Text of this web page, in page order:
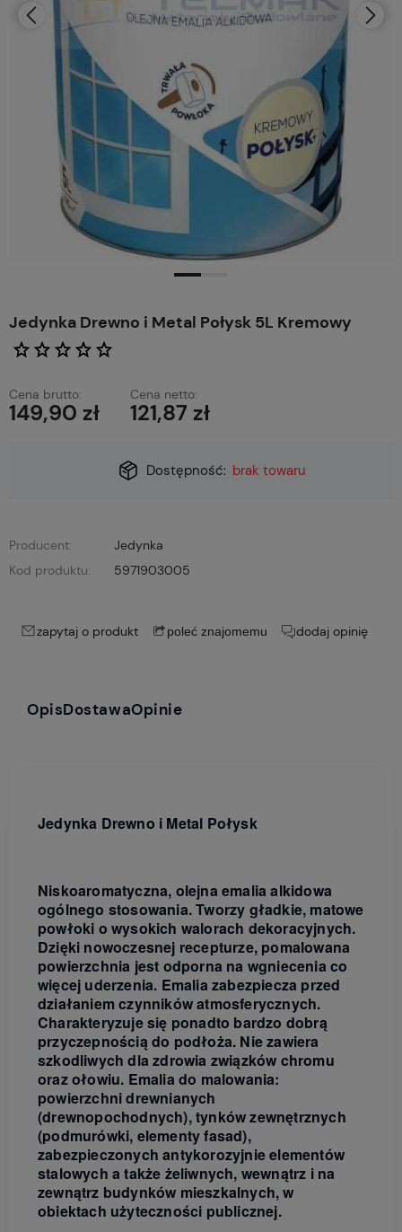
Jedynka Drewno i Metal Połysk 5L Kremowy
Cena brutto:
149,90 zł
Cena netto:
121,87 zł
Dostępność: brak towaru
Producent:
Jedynka
Kod produktu:
5971903005
zapytaj o produkt poleć znajomemu dodaj opinię
OpisDostawaOpinie
Jedynka Drewno i Metal Połysk
Niskoaromatyczna, olejna emalia alkidowa
ogólnego stosowania. Tworzy gładkie, matowe
powłoki o wysokich walorach dekoracyjnych.
Dzięki nowoczesnej recepturze, pomalowana
powierzchnia jest odporna na wgniecenia co
więcej uderzenia. Emalia zabezpiecza przed
działaniem czynników atmosferycznych.
Charakteryzuje się ponadto bardzo dobrą
przyczepnością do podłoża. Nie zawiera
szkodliwych dla zdrowia związków chromu
oraz ołowiu. Emalia do malowania:
powierzchni drewnianych
(drewnopochodnych), tynków zewnętrznych
(podmurówki, elementy fasad),
zabezpieczonych antykorozyjnie elementów
stalowych a także żeliwnych, wewnątrz i na
zewnątrz budynków mieszkalnych, w
obiektach użyteczności publicznej.